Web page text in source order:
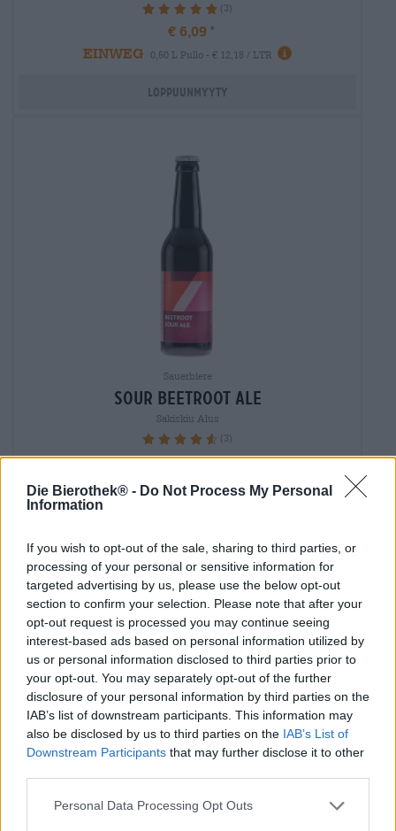
Die Bierothek® - Do Not Process My Personal
Information
If you wish to opt-out of the sale, sharing to third parties, or
processing of your personal or sensitive information for
targeted advertising by us, please use the below opt-out
section to confirm your selection. Please note that after your
opt-out request is processed you may continue seeing
interest-based ads based on personal information utilized by
us or personal information disclosed to third parties prior to
your opt-out. You may separately opt-out of the further
disclosure of your personal information by third parties on the
IAB’s list of downstream participants. This information may
also be disclosed by us to third parties on the IAB’s List of
Downstream Participants that may further disclose it to other
Personal Data Processing Opt Outs
100% (3)
€ 6,09
EINWEG
0,50 L Pullo - € 12,18 / LTR
Loppuunmyyty
Sauerbiere
sour beetroot ale
Sakiskiu Alus
93.33% (3)
€ 5,40
MEHRWEG
0,33 L Pullo - € 16,36 / LTR
Deutsche Lagerbiere|Weitere Stile